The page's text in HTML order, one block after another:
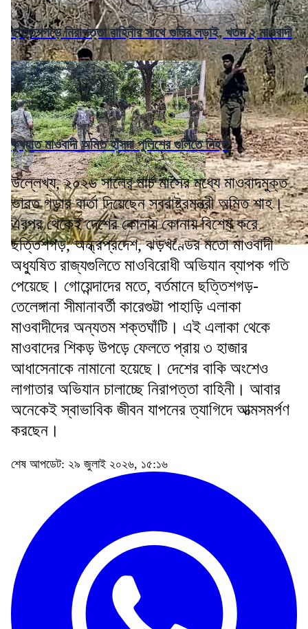
ছত্তিশগড়ে নিরাপত্তা বাহিনীর সাথে গুলির লড়াই, খতম ২ মাওবাদী
কুখ্যাত মাওবাদী অমিত হাঁসদা পুলিশের গুলিতে নিহত
উল্লেখ্য, ২০২৬ সালের মার্চ মাসের মধ্যে মাওবাদমুক্ত
ভারত গড়ার বার্তা দিয়েছেন স্বরাষ্ট্রমন্ত্রী অমিত শাহ।
এরপর থেকেই দেশের কোনায় কোনায় বিশেষ করে
ছত্তিশগড়, অন্ধ্রপ্রদেশ, ঝড়খণ্ডের মতো মাওবাদী
অধ্যুষিত রাজ্যগুলিতে মাওবিরোধী অভিযান ব্যাপক গতি
পেয়েছে। গোয়েন্দাদের মতে, বর্তমানে ছত্তিশগড়-
তেলেঙ্গানা সীমানাবর্তী কারেগুট্টা পাহাড়ি এলাকা
মাওবাদীদের অন্যতম শক্তঘাঁটি। এই এলাকা থেকে
মাওবাদের শিকড় উপড়ে ফেলতে প্রায় ৩ হাজার
আধাসেনাকে নামানো হয়েছে। দেশের বাকি অংশেও
লাগাতার অভিযান চালাচ্ছে নিরাপত্তা বাহিনী। আবার
অনেকেই স্বাভাবিক জীবন যাপনের ত্যাগিদে আত্মসমর্পণ
করছেন।
শেষ আপডেট: ২৯ জুলাই ২০২৬, ১৫:১৬